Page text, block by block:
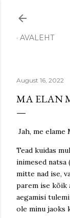
AVALEHT
August 16, 2022
MA ELAN
Jah, me elame
Tead kuidas
inimesed natsa
mitte nad ise,
parem ise kõik
aegamisi
ole minu jaoks